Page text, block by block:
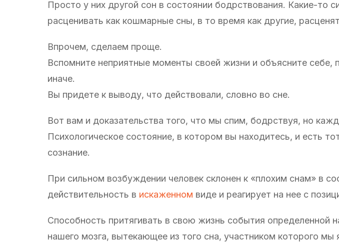
Просто у них другой сон в состоянии бодрствования. Какие-то
расценивать как кошмарные сны, в то время как другие,
Впрочем, сделаем проще.
Вспомните неприятные моменты своей жизни и объясните себе,
иначе.
Вы придете к выводу, что действовали, словно во сне.
Вот вам и доказательства того, что мы спим, бодрствуя, но
Психологическое состояние, в котором вы находитесь, и есть
сознание.
При сильном возбуждении человек склонен к «плохим снам» в
действительность в искаженном виде и реагирует на нее с
Способность притягивать в свою жизнь события определенной
нашего мозга, вытекающее из того сна, участником которого мы